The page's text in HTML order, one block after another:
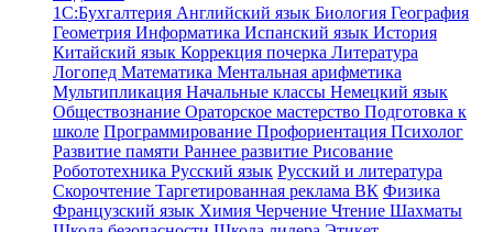
1С:Бухгалтерия Английский язык Биология География
Геометрия Информатика Испанский язык История
Китайский язык Коррекция почерка Литература
Логопед Математика Ментальная арифметика
Мультипликация Начальные классы Немецкий язык
Обществознание Ораторское мастерство Подготовка к
школе Программирование Профориентация Психолог
Развитие памяти Раннее развитие Рисование
Робототехника Русский язык Русский и литература
Скорочтение Таргетированная реклама ВК Физика
Французский язык Химия Черчение Чтение Шахматы